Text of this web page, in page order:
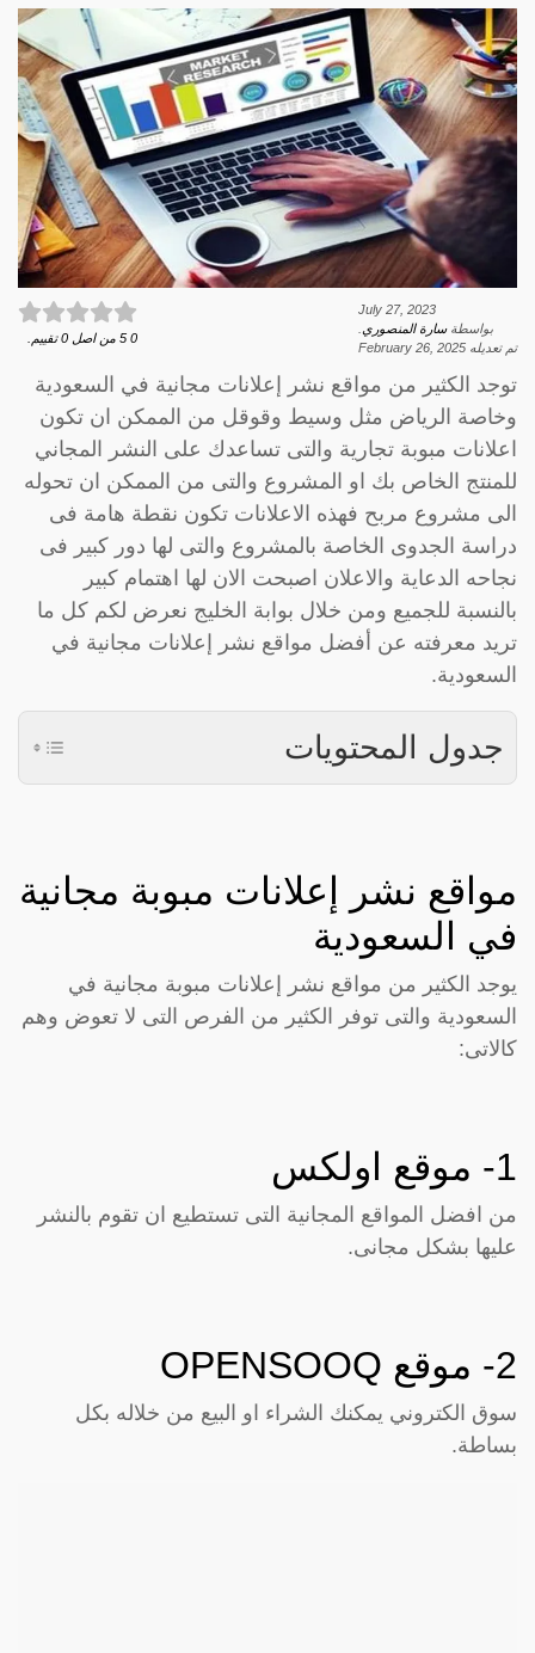
July 27, 2023
بواسطةسارة المنصوري
تم تعديله February 26, 2025
0
5 من اصل 0 تقييم.
توجد الكثير من مواقع نشر إعلانات مجانية في السعودية
وخاصة الرياض مثل وسيط وقوقل من الممكن ان تكون
اعلانات مبوبة تجارية والتى تساعدك على النشر المجاني
للمنتج الخاص بك او المشروع والتى من الممكن ان تحوله
الى مشروع مربح فهذه الاعلانات تكون نقطة هامة فى
دراسة الجدوى الخاصة بالمشروع والتى لها دور كبير فى
نجاحه الدعاية والاعلان اصبحت الان لها اهتمام كبير
بالنسبة للجميع ومن خلال بوابة الخليج نعرض لكم كل ما
تريد معرفته عن أفضل مواقع نشر إعلانات مجانية في
السعودية.
جدول المحتويات
مواقع نشر إعلانات مبوبة مجانية
في السعودية
يوجد الكثير من مواقع نشر إعلانات مبوبة مجانية في
السعودية والتى توفر الكثير من الفرص التى لا تعوض وهم
كالاتى:
1- موقع اولكس
من افضل المواقع المجانية التى تستطيع ان تقوم بالنشر
عليها بشكل مجانى.
2- موقع OPENSOOQ
سوق الكتروني يمكنك الشراء او البيع من خلاله بكل
بساطة.